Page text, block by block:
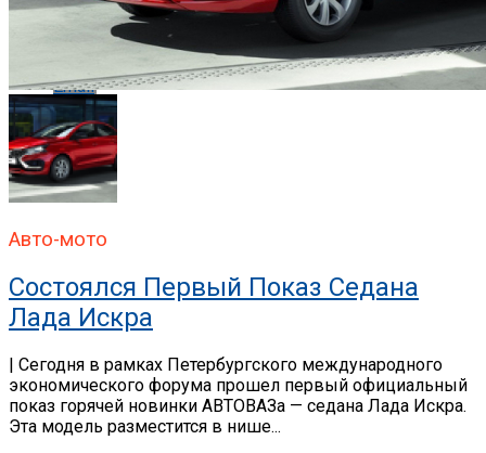
Whatsapp
Email
Авто-мото
Состоялся Первый Показ Седана
Лада Искра
| Сегодня в рамках Петербургского международного
экономического форума прошел первый официальный
показ горячей новинки АВТОВАЗа — седана Лада Искра.
Эта модель разместится в нише...